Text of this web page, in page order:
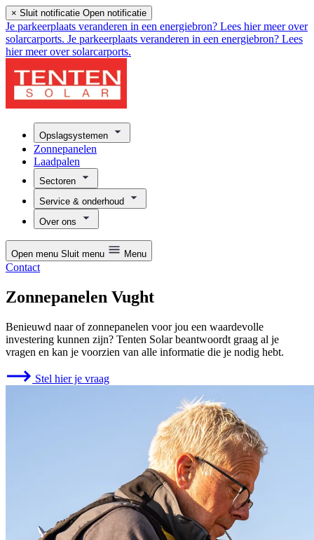
× Sluit notificatie Open notificatie
Je parkeerplaats veranderen in een energiebron? Lees hier meer over
solarcarports. Je parkeerplaats veranderen in een energiebron? Lees
hier meer over solarcarports.
Opslagsystemen
Zonnepanelen
Laadpalen
Sectoren
Service & onderhoud
Over ons
Open menu Sluit menu Menu
Contact
Zonnepanelen Vught
Benieuwd naar of zonnepanelen voor jou een waardevolle
investering kunnen zijn? Tenten Solar beantwoordt graag al je
vragen en kan je voorzien van alle informatie die je nodig hebt.
Stel hier je vraag